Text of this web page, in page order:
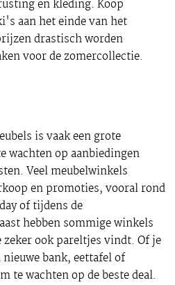
en kleding. Koop
aan het einde van het
drastisch worden
voor de zomercollectie.
is vaak een grote
wachten op aanbiedingen
Veel meubelwinkels
en promoties, vooral rond
of tijdens de
hebben sommige winkels
zeker ook pareltjes vindt. Of je
bank, eettafel of
te wachten op de beste deal.